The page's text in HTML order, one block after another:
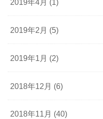
2019年4月 (1)
2019年2月 (5)
2019年1月 (2)
2018年12月 (6)
2018年11月 (40)